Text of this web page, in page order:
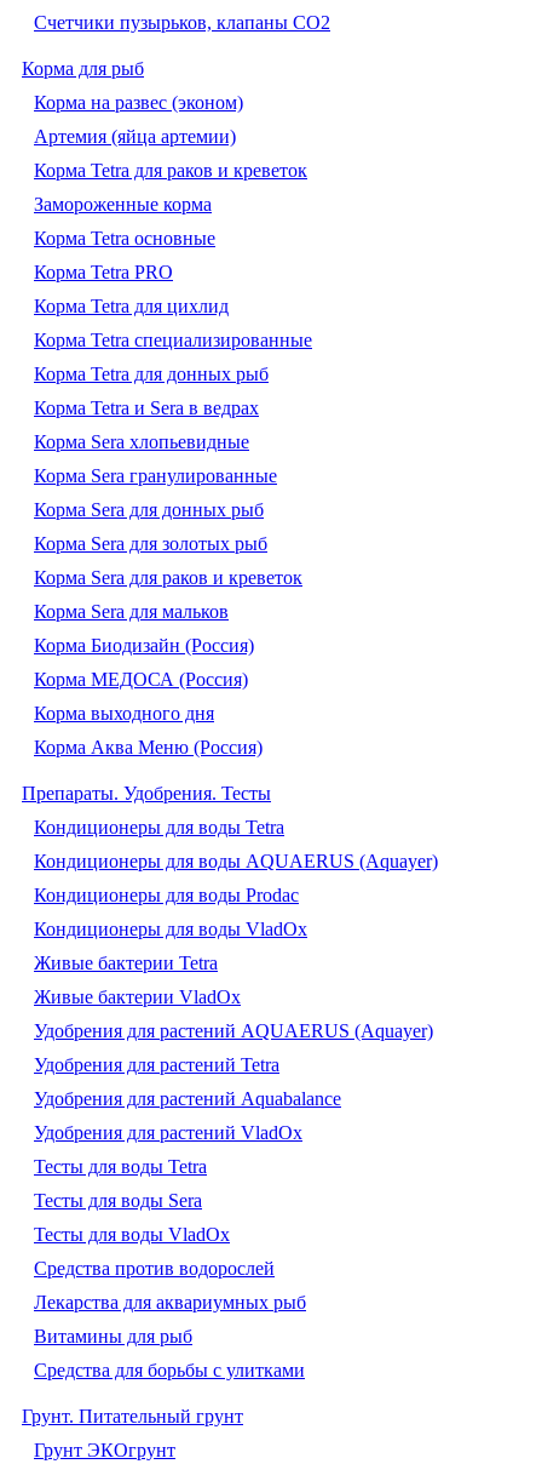
Счетчики пузырьков, клапаны СО2
Корма для рыб
Корма на развес (эконом)
Артемия (яйца артемии)
Корма Tetra для раков и креветок
Замороженные корма
Корма Tetra основные
Корма Tetra PRO
Корма Tetra для цихлид
Корма Tetra специализированные
Корма Tetra для донных рыб
Корма Tetra и Sera в ведрах
Корма Sera хлопьевидные
Корма Sera гранулированные
Корма Sera для донных рыб
Корма Sera для золотых рыб
Корма Sera для раков и креветок
Корма Sera для мальков
Корма Биодизайн (Россия)
Корма МЕДОСА (Россия)
Корма выходного дня
Корма Аква Меню (Россия)
Препараты. Удобрения. Тесты
Кондиционеры для воды Tetra
Кондиционеры для воды AQUAERUS (Aquayer)
Кондиционеры для воды Prodac
Кондиционеры для воды VladOx
Живые бактерии Tetra
Живые бактерии VladOx
Удобрения для растений AQUAERUS (Aquayer)
Удобрения для растений Tetra
Удобрения для растений Aquabalance
Удобрения для растений VladOx
Тесты для воды Tetra
Тесты для воды Sera
Тесты для воды VladOx
Средства против водорослей
Лекарства для аквариумных рыб
Витамины для рыб
Средства для борьбы с улитками
Грунт. Питательный грунт
Грунт ЭКОгрунт